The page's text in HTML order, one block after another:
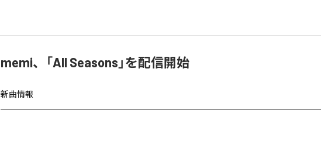
memi、「All Seasons」を配信開始
新曲情報